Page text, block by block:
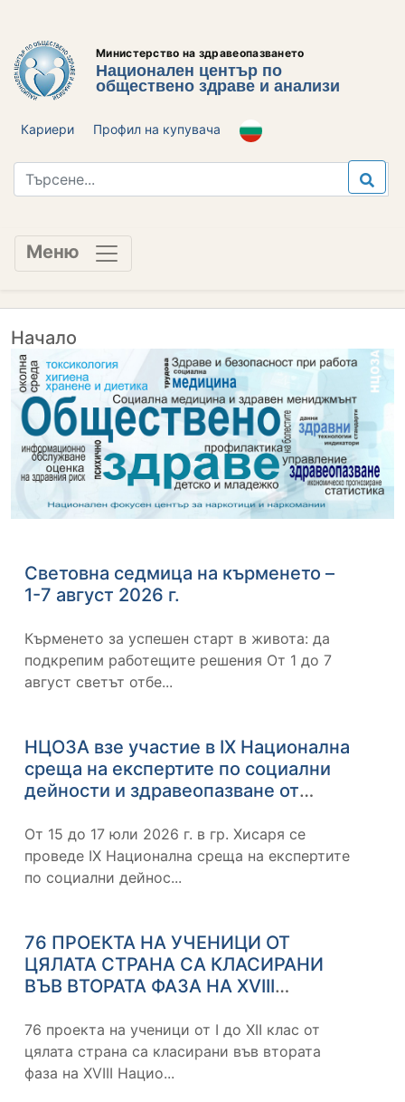
Министерство на здравеопазването
Национален център по
обществено здраве и анализи
Кариери Профил на купувача
Меню
Начало
Световна седмица на кърменето –
1-7 август 2026 г.
Кърменето за успешен старт в живота: да
подкрепим работещите решения От 1 до 7
август светът отбе...
НЦОЗА взе участие в IX Национална
среща на експертите по социални
дейности и здравеопазване от
От 15 до 17 юли 2026 г. в гр. Хисаря се
проведе IX Национална среща на експертите
по социални дейнос...
76 ПРОЕКТА НА УЧЕНИЦИ ОТ
ЦЯЛАТА СТРАНА СА КЛАСИРАНИ
ВЪВ ВТОРАТА ФАЗА НА XVIII
КОНКУРС „ПОСЛАНИЦИ НА
ЗДРАВЕТО"
76 проекта на ученици от I до XII клас от
цялата страна са класирани във втората
фаза на XVIII Нацио...